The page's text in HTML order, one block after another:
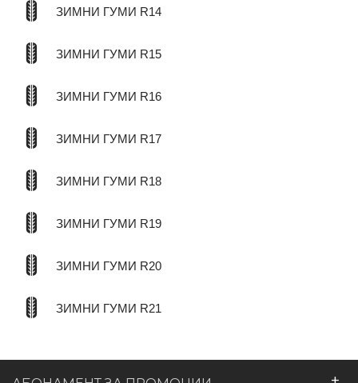
ЗИМНИ ГУМИ R14
ЗИМНИ ГУМИ R15
ЗИМНИ ГУМИ R16
ЗИМНИ ГУМИ R17
ЗИМНИ ГУМИ R18
ЗИМНИ ГУМИ R19
ЗИМНИ ГУМИ R20
ЗИМНИ ГУМИ R21